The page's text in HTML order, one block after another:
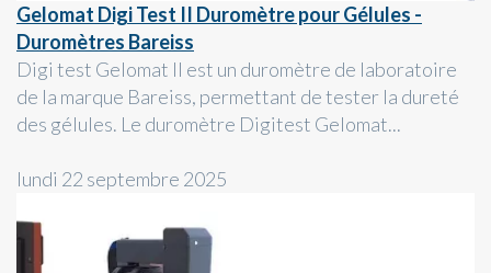
Gelomat Digi Test II Duromètre pour Gélules -
Duromètres Bareiss
Digi test Gelomat II est un duromètre de laboratoire
de la marque Bareiss, permettant de tester la dureté
des gélules. Le duromètre Digitest Gelomat...
lundi 22 septembre 2025